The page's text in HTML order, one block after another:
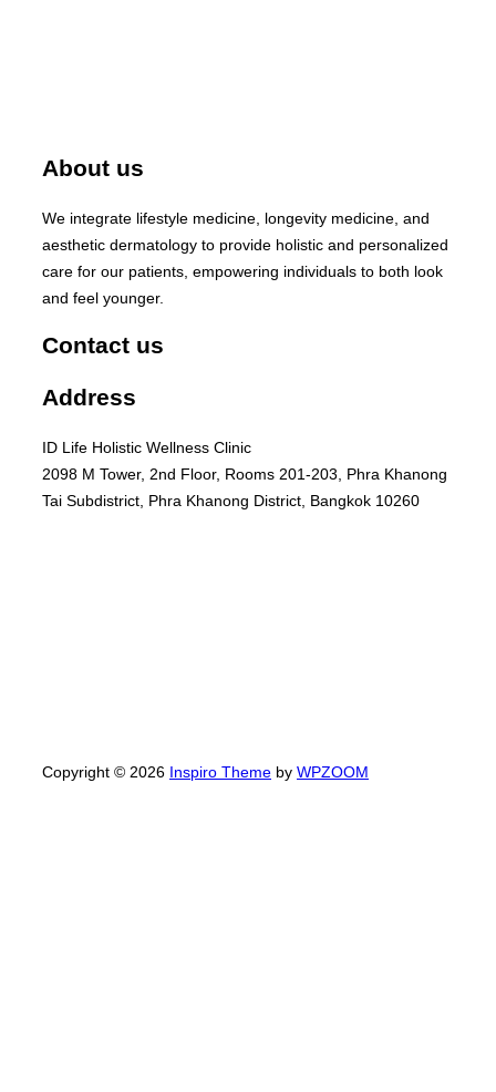
About us
We integrate lifestyle medicine, longevity medicine, and
aesthetic dermatology to provide holistic and personalized
care for our patients, empowering individuals to both look
and feel younger.
Contact us
Address
ID Life Holistic Wellness Clinic
2098 M Tower, 2nd Floor, Rooms 201-203, Phra Khanong
Tai Subdistrict, Phra Khanong District, Bangkok 10260
Copyright © 2026 Inspiro Theme by WPZOOM